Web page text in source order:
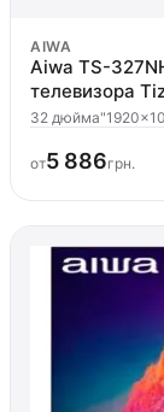
AIWA
Aiwa TS-
телевизора
32 дюйма"
от5 886грн.